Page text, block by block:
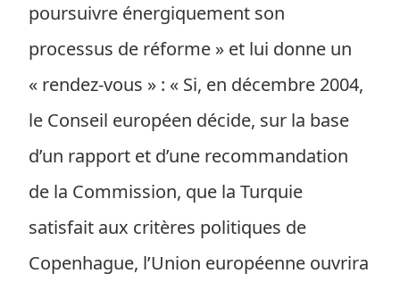
poursuivre énergiquement son
processus de réforme » et lui donne un
« rendez-vous » : « Si, en décembre 2004,
le Conseil européen décide, sur la base
d’un rapport et d’une recommandation
de la Commission, que la Turquie
satisfait aux critères politiques de
Copenhague, l’Union européenne ouvrira